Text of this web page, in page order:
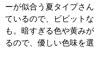
ーが似合う夏タイプさ
ているので、ビビット
も。暗すぎる色や黄み
るので、優しい色味を